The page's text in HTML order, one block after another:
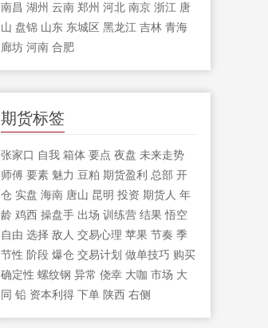
南昌 湖州 云南 郑州 河北 南京 浙江 唐
山 盘锦 山东 东城区 黑龙江 吉林 青海
廊坊 河南 合肥
期货标签
张家口 自我 箱体 要点 夜盘 未来走势
师傅 要素 魅力 豆粕 期货盈利 总部 开
仓 实盘 海南 唐山 昆明 投资 期货人 年
龄 鸡西 操盘手 出场 训练营 结果 悟空
自由 选择 敌人 交易心理 苹果 节奏 季
节性 阶段 爆仓 交易计划 做单技巧 购买
确定性 螺纹钢 异常 侥幸 大咖 市场 大
同 铅 资本利得 下单 陕西 右侧